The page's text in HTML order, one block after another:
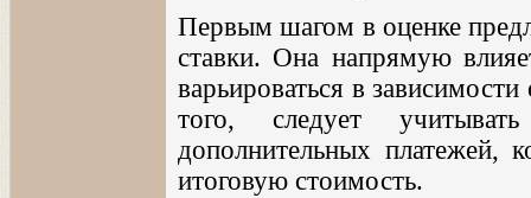
Первым шагом в оценке
ставки. Она напрямую
варьироваться в
того, следует
дополнительных платежей,
итоговую стоимость.